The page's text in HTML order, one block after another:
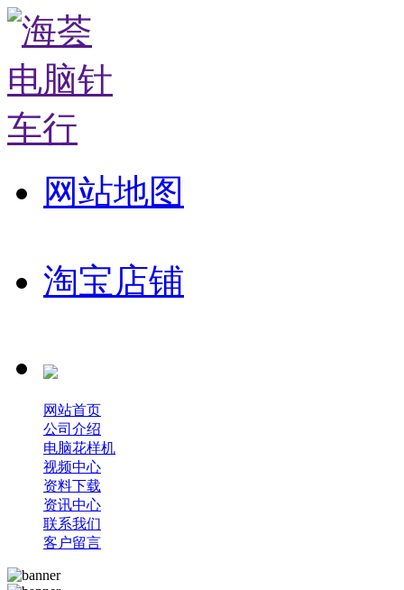
网站地图
淘宝店铺
网站首页
公司介绍
电脑花样机
视频中心
资料下载
资讯中心
联系我们
客户留言